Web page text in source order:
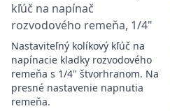
kľúč na napínač
rozvodového remeňa, 1/4"
Nastaviteľný kolíkový kľúč na
napínacie kladky rozvodového
remeňa s 1/4" štvorhranom. Na
presné nastavenie napnutia
remeňa.